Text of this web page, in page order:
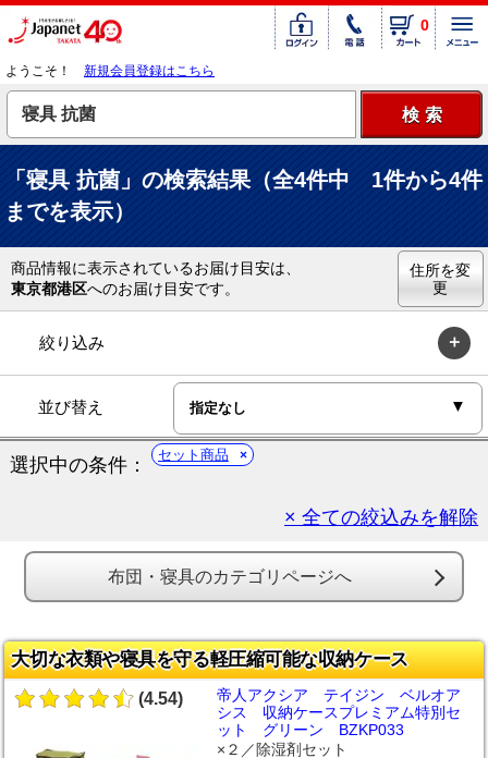
0
ようこそ！ 新規会員登録はこちら
「寝具 抗菌」の検索結果（全4件中 1件から4件
までを表示）
商品情報に表示されているお届け目安は、
東京都港区へのお届け目安です。
住所を変
更
絞り込み
並び替え
選択中の条件： セット商品
× 全ての絞込みを解除
布団・寝具のカテゴリページへ
大切な衣類や寝具を守る軽圧縮可能な収納ケース
(4.54)
帝人アクシア テイジン ベルオア
シス 収納ケースプレミアム特別セ
ット グリーン BZKP033
×２／除湿剤セット